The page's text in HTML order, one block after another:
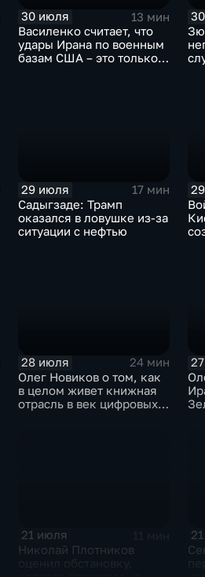
30 июля
13 мин
Василенко считает, что
удары Ирана по военным
базам США – это только
29 июля
17 мин
Садыгзаде: Трамп
оказался в ловушке из-за
ситуации с нефтью
28 июля
24 мин
Олег Новиков о том, как
в целом живет книжная
отрасль в век цифровых
21 июля
Николай Плотников